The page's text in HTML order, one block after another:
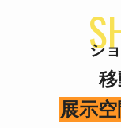
シ
展示空